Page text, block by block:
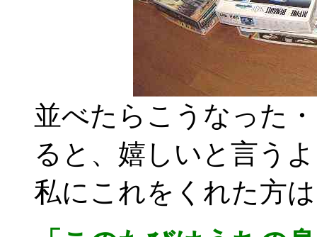
並べたらこうなった
ると、嬉しいと言う
私にこれをくれた方